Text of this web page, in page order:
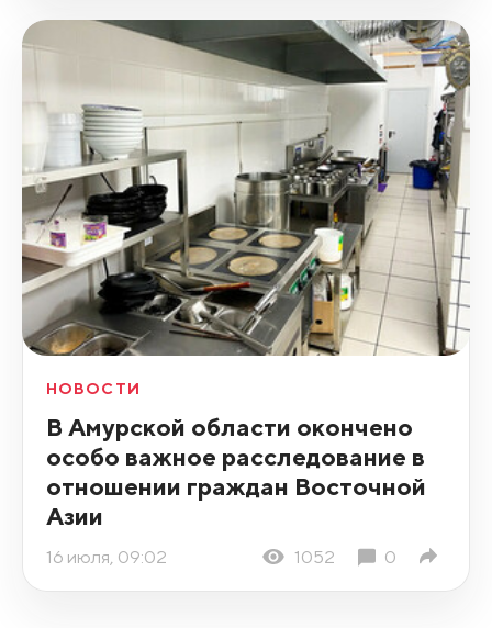
НОВОСТИ
В Амурской области окончено
особо важное расследование в
отношении граждан Восточной
Азии
16 июля, 09:02 1052 0